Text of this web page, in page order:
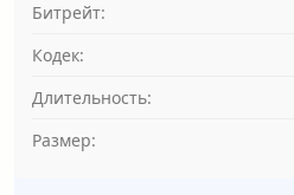
Битрейт:
Кодек:
Длительность:
Размер: